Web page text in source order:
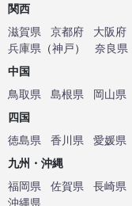
関西
滋賀県
京都府 大阪府
兵庫県 （神戸） 奈良県
中国
鳥取県
島根県 岡山県
四国
徳島県
香川県 愛媛県
九州・沖縄
福岡県
佐賀県 長崎県
沖縄県